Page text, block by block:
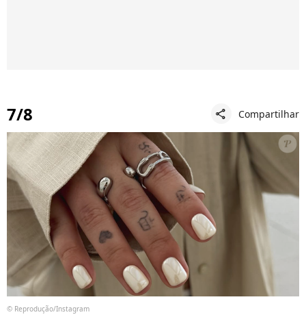
7/8 share Compartilhar
© Reprodução/Instagram